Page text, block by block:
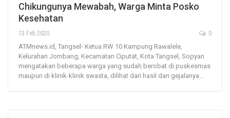
Chikungunya Mewabah, Warga Minta Posko
Kesehatan
13 Feb 2020 0
ATMnews.id, Tangsel- Ketua RW 10 Kampung Rawalele,
Kelurahan Jombang, Kecamatan Ciputat, Kota Tangsel, Sopyan
mengatakan beberapa warga yang sudah berobat di puskesmas
maupun di klinik-klinik swasta, dilihat dari hasil dan gejalanya…